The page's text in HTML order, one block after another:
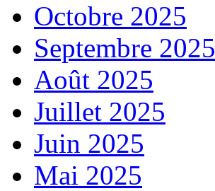
Octobre 2025
Septembre 2025
Août 2025
Juillet 2025
Juin 2025
Mai 2025